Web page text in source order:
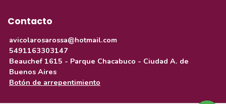
Contacto
avicolarosarossa@hotmail.com
5491163303147
Beauchef 1615 - Parque Chacabuco - Ciudad A. de
Buenos Aires
Botón de arrepentimiento